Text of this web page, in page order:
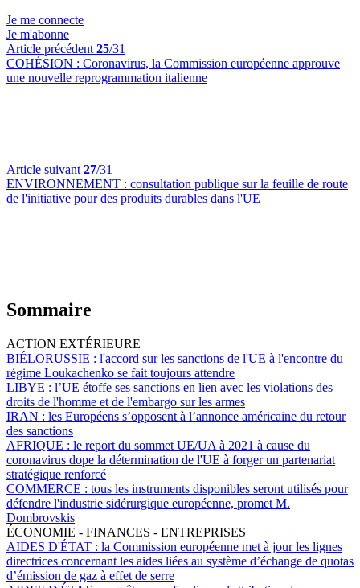
Je me connecte
Je m'abonne
Article précédent 25/31
COHÉSION : Coronavirus, la Commission européenne approuve
une nouvelle reprogrammation italienne
Article suivant 27/31
ENVIRONNEMENT : consultation publique sur la feuille de route
de l'initiative pour des produits durables dans l'UE
Sommaire
ACTION EXTÉRIEURE
BIÉLORUSSIE : l'accord sur les sanctions de l'UE à l'encontre du
régime Loukachenko se fait toujours attendre
LIBYE : l’UE étoffe ses sanctions en lien avec les violations des
droits de l'homme et de l'embargo sur les armes
IRAN : les Européens s’opposent à l’annonce américaine du retour
des sanctions
AFRIQUE : le report du sommet UE/UA à 2021 à cause du
coronavirus dope la détermination de l'UE à forger un partenariat
stratégique renforcé
COMMERCE : tous les instruments disponibles seront utilisés pour
défendre l'industrie sidérurgique européenne, promet M.
Dombrovskis
ÉCONOMIE - FINANCES - ENTREPRISES
AIDES D'ÉTAT : la Commission européenne met à jour les lignes
directrices concernant les aides liées au système d’échange de quotas
d’émission de gaz à effet de serre